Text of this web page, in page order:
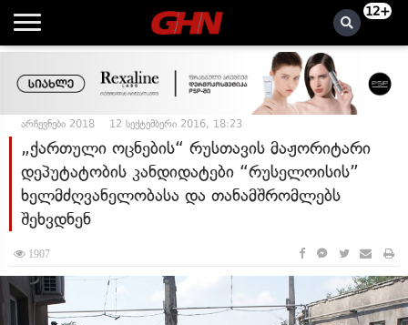
12+
არჩევნები 2018 12 სექტემბერი 2016, 18:23
„ქართული ოცნების“ რუსთავის მაჟორიტარი
დეპუტატობის კანდიდატები “რუსელოისის”
ხელმძღვანელობასა და თანამშრომლებს
შეხვდნენ
1907